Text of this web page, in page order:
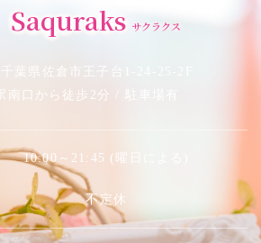
Saquraks サクラクス
葉県佐倉市王子台1-24-25-2F
南口から徒歩2分 / 駐車場有
10:00～21:45 (曜日による)
不定休